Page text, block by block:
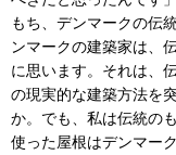
もち、デンマークの伝
ンマークの建築家は、
に思います。それは、
の現実的な建築方法を
か。でも、私は伝統の
使った屋根はデンマー